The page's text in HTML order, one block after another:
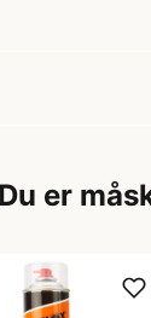
Du er